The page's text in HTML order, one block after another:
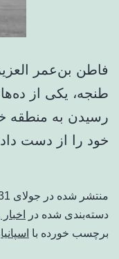
فاطن بن‌عمر
طنجه، یکی از
رسیدن به منطقه
خود را از دست
منتشر شده در جولای 31, 2026
دسته‌بندی شده در
برچسب خورده با اسپانیا